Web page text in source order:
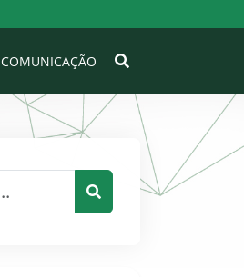
COMUNICAÇÃO
Pesquisar